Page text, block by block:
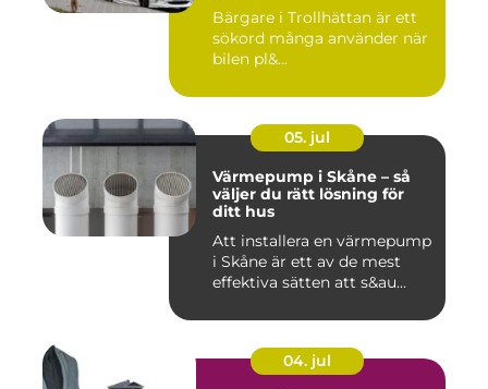
Bärgare i Trollhättan är ett
sökord många använder när
bilen pl&...
05. jul
Värmepump i Skåne – så
väljer du rätt lösning för
ditt hus
Att installera en värmepump
i Skåne är ett av de mest
effektiva sätten att s&au...
04. jul